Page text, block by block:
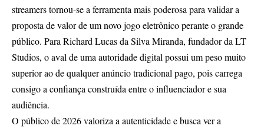
streamers tornou-se a ferramenta mais poderosa para validar a
proposta de valor de um novo jogo eletrônico perante o grande
público. Para Richard Lucas da Silva Miranda, fundador da LT
Studios, o aval de uma autoridade digital possui um peso muito
superior ao de qualquer anúncio tradicional pago, pois carrega
consigo a confiança construída entre o influenciador e sua
audiência.
O público de 2026 valoriza a autenticidade e busca ver a